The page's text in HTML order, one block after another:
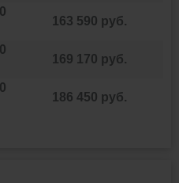
163 590 руб.
169 170 руб.
186 450 руб.